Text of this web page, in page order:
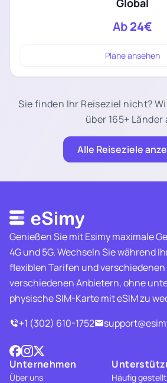
Ab24€
Pläne ansehen
Sie finden Ihr Reiseziel nicht?
über 165+ Länder
Alle Reiseziele
Genießen Sie mit Esimy maximale
4G und 5G. Wechseln Sie während
flexiblen Tarifen und
verschiedenen Anbietern, ohne
physische SIM-Karte mit eSIM zu
+1 (302) 610-1752
Unternehmen
Über uns Häufig